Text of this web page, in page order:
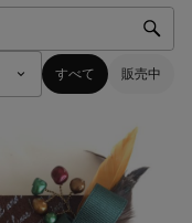
すべて 販売中